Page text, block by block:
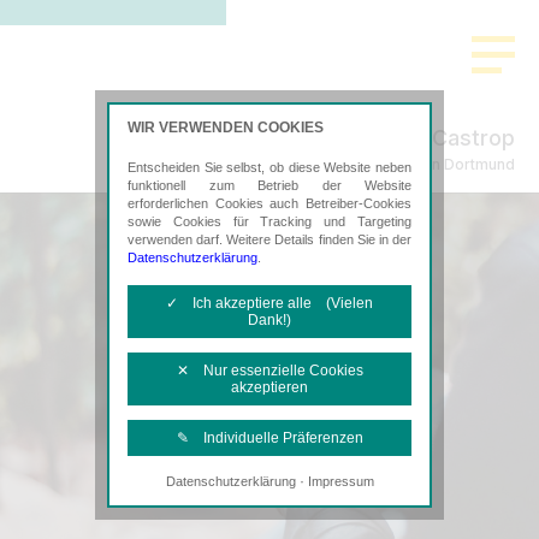
Castrop
Steuerberatung in Dortmund
WIR VERWENDEN COOKIES
Entscheiden Sie selbst, ob diese Website neben
funktionell zum Betrieb der Website
erforderlichen Cookies auch Betreiber-Cookies
sowie Cookies für Tracking und Targeting
verwenden darf. Weitere Details finden Sie in der
Datenschutzerklärung
✓ Ich akzeptiere alle (Vielen
Dank!)
✕ Nur essenzielle Cookies
akzeptieren
✎ Individuelle Präferenzen
Notwendige Cookies
Diese Cookies sind erforderlich, um die
Datenschutzerklärung· Impressum